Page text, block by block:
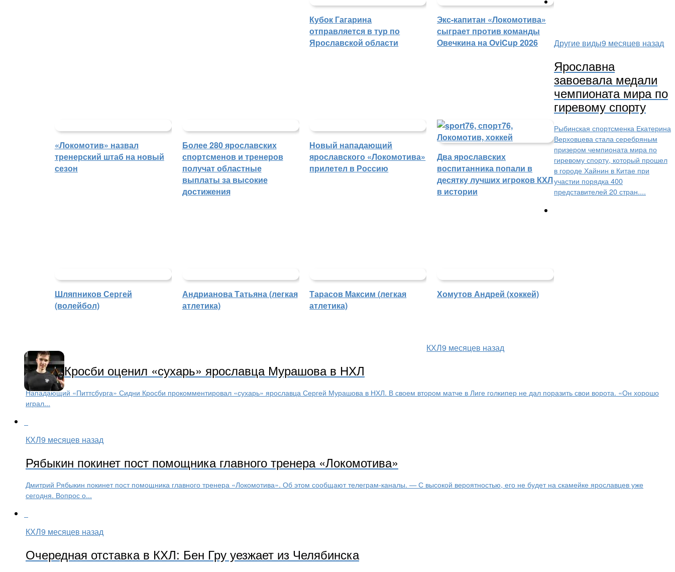
Кубок Гагарина
отправляется в тур по
Ярославской области
Экс-капитан «Локомотива»
сыграет против команды
Овечкина на OviCup 2026
«Локомотив» назвал
тренерский штаб на новый
сезон
Более 280 ярославских
спортсменов и тренеров
получат областные
выплаты за высокие
достижения
Новый нападающий
ярославского «Локомотива»
прилетел в Россию
Два ярославских
воспитанника попали в
десятку лучших игроков КХЛ
в истории
Шляпников Сергей
(волейбол)
Андрианова Татьяна (легкая
атлетика)
Тарасов Максим (легкая
атлетика)
Хомутов Андрей (хоккей)
Другие виды9 месяцев назад
Ярославна
завоевала медали
чемпионата мира по
гиревому спорту
Рыбинская спортсменка Екатерина
Верховцева стала серебряным
призером чемпионата мира по
гиревому спорту, который прошел
в городе Хайнин в Китае при
участии порядка 400
представителей 20 стран....
КХЛ9 месяцев назад
Сидни Кросби оценил «сухарь» ярославца Мурашова в НХЛ
Нападающий «Питтсбурга» Сидни Кросби прокомментировал «сухарь» ярославца Сергей Мурашова в НХЛ. В своем втором матче в Лиге голкипер не дал поразить свои ворота. «Он хорошо
играл...
КХЛ9 месяцев назад
Рябыкин покинет пост помощника главного тренера «Локомотива»
Дмитрий Рябыкин покинет пост помощника главного тренера «Локомотива». Об этом сообщают телеграм-каналы. — С высокой вероятностью, его не будет на скамейке ярославцев уже
сегодня. Вопрос о...
КХЛ9 месяцев назад
Очередная отставка в КХЛ: Бен Гру уезжает из Челябинска